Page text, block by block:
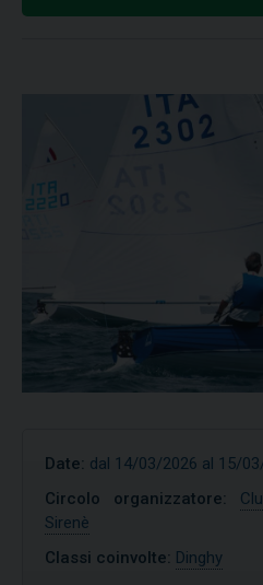
Date: dal 14/03/2026 al 15/
Circolo organizzatore:
Sirenè
Classi coinvolte: Dinghy